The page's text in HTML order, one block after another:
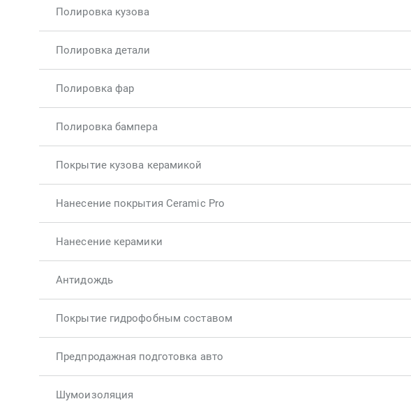
Полировка кузова
Полировка детали
Полировка фар
Полировка бампера
Покрытие кузова керамикой
Нанесение покрытия Ceramic Pro
Нанесение керамики
Антидождь
Покрытие гидрофобным составом
Предпродажная подготовка авто
Шумоизоляция